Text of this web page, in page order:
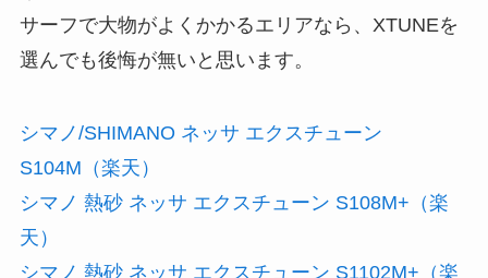
サーフで大物がよくかかるエリアなら、XTUNEを
選んでも後悔が無いと思います。
シマノ/SHIMANO ネッサ エクスチューン
S104M（楽天）
シマノ 熱砂 ネッサ エクスチューン S108M+（楽
天）
シマノ 熱砂 ネッサ エクスチューン S1102M+（楽